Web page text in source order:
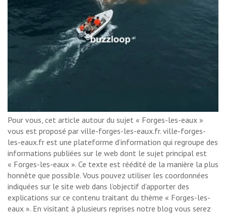
Pour vous, cet article autour du sujet « Forges-les-eaux »
vous est proposé par ville-forges-les-eaux.fr. ville-forges-
les-eaux.fr est une plateforme d’information qui regroupe des
informations publiées sur le web dont le sujet principal est
« Forges-les-eaux ». Ce texte est réédité de la manière la plus
honnête que possible. Vous pouvez utiliser les coordonnées
indiquées sur le site web dans l’objectif d’apporter des
explications sur ce contenu traitant du thème « Forges-les-
eaux ». En visitant à plusieurs reprises notre blog vous serez